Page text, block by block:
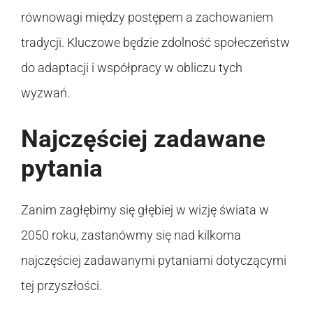
równowagi między postępem a zachowaniem
tradycji. Kluczowe będzie zdolność społeczeństw
do adaptacji i współpracy w obliczu tych
wyzwań.
Najczęściej zadawane
pytania
Zanim zagłębimy się głębiej w wizję świata w
2050 roku, zastanówmy się nad kilkoma
najczęściej zadawanymi pytaniami dotyczącymi
tej przyszłości.